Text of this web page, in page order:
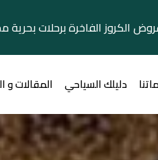
الفاخرة برحلات
دليلك السياحي المقالات و